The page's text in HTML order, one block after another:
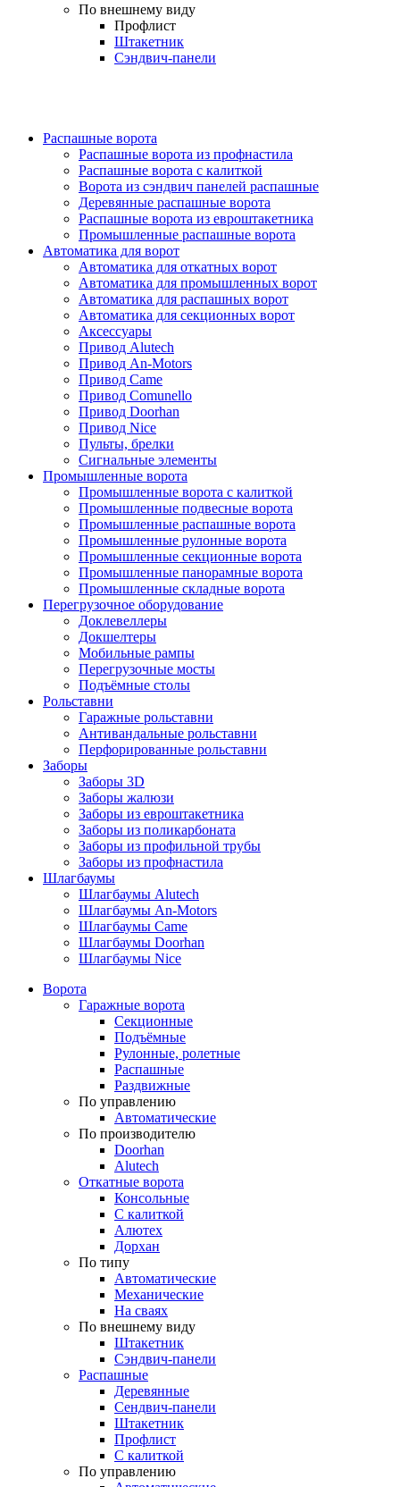
По внешнему виду
Профлист
Штакетник
Сэндвич-панели
Распашные ворота
Распашные ворота из профнастила
Распашные ворота с калиткой
Ворота из сэндвич панелей распашные
Деревянные распашные ворота
Распашные ворота из евроштакетника
Промышленные распашные ворота
Автоматика для ворот
Автоматика для откатных ворот
Автоматика для промышленных ворот
Автоматика для распашных ворот
Автоматика для секционных ворот
Аксессуары
Привод Alutech
Привод An-Motors
Привод Came
Привод Comunello
Привод Doorhan
Привод Nice
Пульты, брелки
Сигнальные элементы
Промышленные ворота
Промышленные ворота с калиткой
Промышленные подвесные ворота
Промышленные распашные ворота
Промышленные рулонные ворота
Промышленные секционные ворота
Промышленные панорамные ворота
Промышленные складные ворота
Перегрузочное оборудование
Доклевеллеры
Докшелтеры
Мобильные рампы
Перегрузочные мосты
Подъёмные столы
Рольставни
Гаражные рольставни
Антивандальные рольставни
Перфорированные рольставни
Заборы
Заборы 3D
Заборы жалюзи
Заборы из евроштакетника
Заборы из поликарбоната
Заборы из профильной трубы
Заборы из профнастила
Шлагбаумы
Шлагбаумы Alutech
Шлагбаумы An-Motors
Шлагбаумы Came
Шлагбаумы Doorhan
Шлагбаумы Nice
Ворота
Гаражные ворота
Секционные
Подъёмные
Рулонные, ролетные
Распашные
Раздвижные
По управлению
Автоматические
По производителю
Doorhan
Alutech
Откатные ворота
Консольные
С калиткой
Алютех
Дорхан
По типу
Автоматические
Механические
На сваях
По внешнему виду
Штакетник
Сэндвич-панели
Распашные
Деревянные
Сендвич-панели
Штакетник
Профлист
С калиткой
По управлению